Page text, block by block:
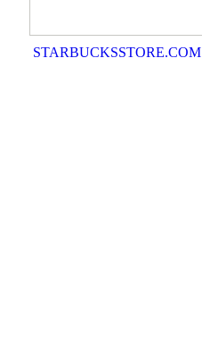
STARBUCKSSTORE.COM